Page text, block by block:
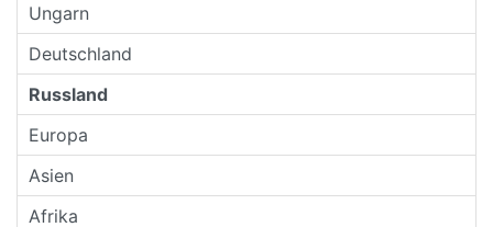
Ungarn
Deutschland
Russland
Europa
Asien
Afrika